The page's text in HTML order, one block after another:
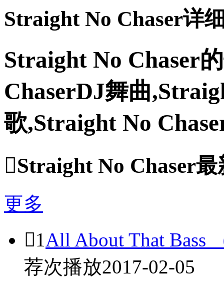
Straight No Chaser详
Straight No Chaser
ChaserDJ舞曲
歌,Straight No
Straight No Chaser
更多
1 All About That Bass
荐次播放2017-02-05